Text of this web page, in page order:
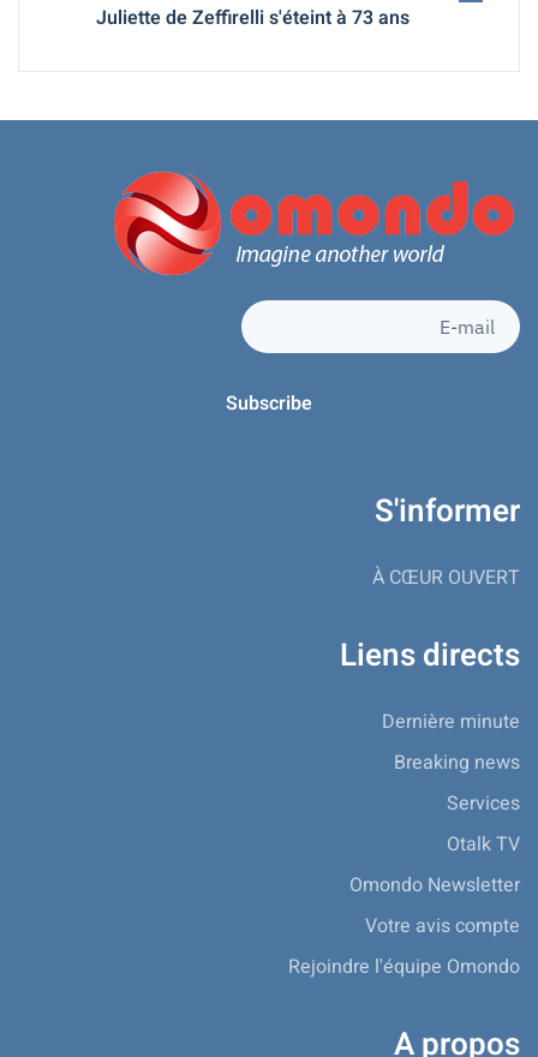
Juliette de Zeffirelli s'éteint à 73 ans
S'informer
À CŒUR OUVERT
Liens directs
Dernière minute
Breaking news
Services
Otalk TV
Omondo Newsletter
Votre avis compte
Rejoindre l'équipe Omondo
A propos